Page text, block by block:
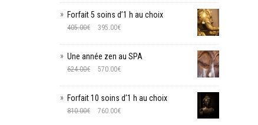
Forfait 5 soins d’1 h au choix
405.00€ 395.00€
Une année zen au SPA
624.00€ 570.00€
Forfait 10 soins d’1 h au choix
810.00€ 760.00€